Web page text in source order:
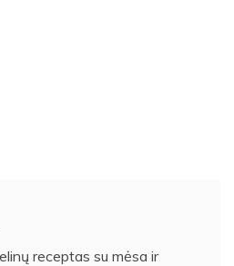
receptas su mėsa ir